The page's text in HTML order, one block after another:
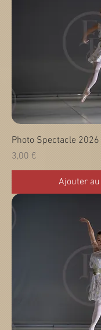
Photo Spectacle
Prix
3,00 €
Ajouter